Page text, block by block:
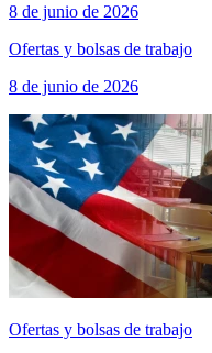
8 de junio de 2026
Ofertas y bolsas de trabajo
8 de junio de 2026
Ofertas y bolsas de trabajo